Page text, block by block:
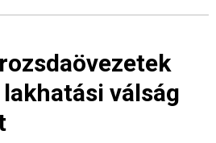
válság